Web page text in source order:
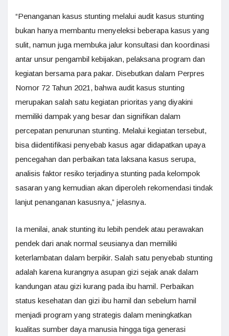
“Penanganan kasus stunting melalui audit kasus stunting
bukan hanya membantu menyeleksi beberapa kasus yang
sulit, namun juga membuka jalur konsultasi dan koordinasi
antar unsur pengambil kebijakan, pelaksana program dan
kegiatan bersama para pakar. Disebutkan dalam Perpres
Nomor 72 Tahun 2021, bahwa audit kasus stunting
merupakan salah satu kegiatan prioritas yang diyakini
memiliki dampak yang besar dan signifikan dalam
percepatan penurunan stunting. Melalui kegiatan tersebut,
bisa diidentifikasi penyebab kasus agar didapatkan upaya
pencegahan dan perbaikan tata laksana kasus serupa,
analisis faktor resiko terjadinya stunting pada kelompok
sasaran yang kemudian akan diperoleh rekomendasi tindak
lanjut penanganan kasusnya,” jelasnya.
Ia menilai, anak stunting itu lebih pendek atau perawakan
pendek dari anak normal seusianya dan memiliki
keterlambatan dalam berpikir. Salah satu penyebab stunting
adalah karena kurangnya asupan gizi sejak anak dalam
kandungan atau gizi kurang pada ibu hamil. Perbaikan
status kesehatan dan gizi ibu hamil dan sebelum hamil
menjadi program yang strategis dalam meningkatkan
kualitas sumber daya manusia hingga tiga generasi